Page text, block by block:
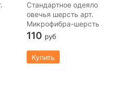
Стандартное одеяло
овечья шерсть арт.
Микрофибра-шерсть
110 руб
Купить